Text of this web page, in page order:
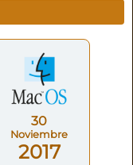
30
Noviembre
2017